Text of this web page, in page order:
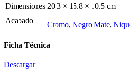
Dimensiones 20.3 × 15.8 × 10.5 cm
Acabado
Cromo, Negro Mate,
Ficha Técnica
Descargar